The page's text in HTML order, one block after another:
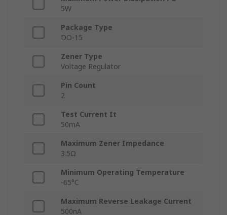
5W
Package Type
DO-15
Zener Type
Voltage Regulator
Pin Count
2
Test Current It
50mA
Maximum Zener Impedance
3.5Ω
Minimum Operating Temperature
-65°C
Maximum Reverse Leakage Current
500nA